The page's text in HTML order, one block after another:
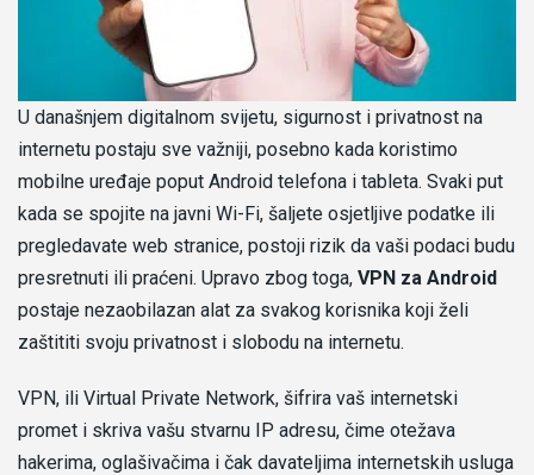
U današnjem digitalnom svijetu, sigurnost i privatnost na
internetu postaju sve važniji, posebno kada koristimo
mobilne uređaje poput Android telefona i tableta. Svaki put
kada se spojite na javni Wi-Fi, šaljete osjetljive podatke ili
pregledavate web stranice, postoji rizik da vaši podaci budu
presretnuti ili praćeni. Upravo zbog toga, VPN za Android
postaje nezaobilazan alat za svakog korisnika koji želi
zaštititi svoju privatnost i slobodu na internetu.
VPN, ili Virtual Private Network, šifrira vaš internetski
promet i skriva vašu stvarnu IP adresu, čime otežava
hakerima, oglašivačima i čak davateljima internetskih usluga